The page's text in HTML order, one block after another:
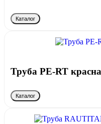
Каталог
Труба PE-RT
Каталог